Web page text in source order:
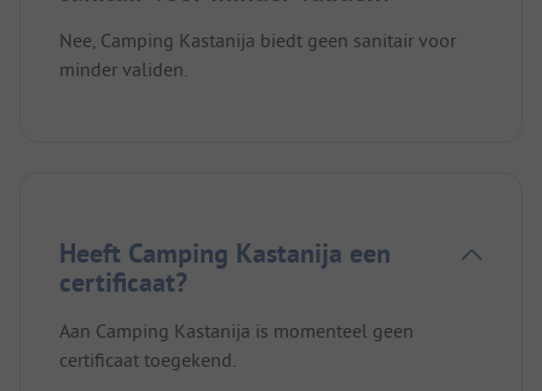
Nee, Camping Kastanija biedt geen sanitair voor
minder validen.
Heeft Camping Kastanija een
certificaat?
Aan Camping Kastanija is momenteel geen
certificaat toegekend.